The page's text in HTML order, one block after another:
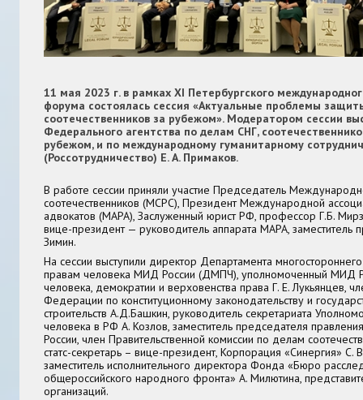
11 мая 2023 г. в рамках XI Петербургского
форума состоялась сессия «Актуальные проблемы
соотечественников за рубежом». Модератором сессии
Федерального агентства по делам СНГ,
рубежом, и по международному гуманитарному
(Россотрудничество) Е. А. Примаков.
В работе сессии приняли участие Председатель
соотечественников (МСРС), Президент Международной
адвокатов (МАРА), Заслуженный юрист РФ, профессор Г.Б.
вице-президент — руководитель аппарата МАРА, заместитель
Зимин.
На сессии выступили директор Департамента
правам человека МИД России (ДМПЧ), уполномоченный
человека, демократии и верховенства права Г. Е. Лукьянцев,
Федерации по конституционному законодательству и
строительств А.Д.Башкин, руководитель секретариата
человека в РФ А. Козлов, заместитель председателя
России, член Правительственной комиссии по делам
статс-секретарь – вице-президент, Корпорация «Синергия» С.
заместитель исполнительного директора Фонда «Бюро
общероссийского народного фронта» А. Милютина,
организаций.